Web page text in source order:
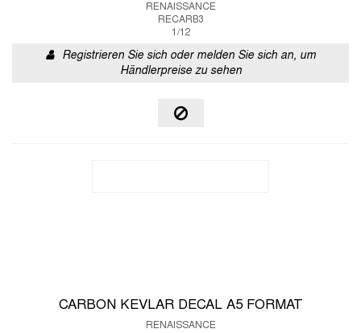
RENAISSANCE
RECARB3
1/12
Registrieren Sie sich oder melden Sie sich an, um
Händlerpreise zu sehen
CARBON KEVLAR DECAL A5 FORMAT
RENAISSANCE